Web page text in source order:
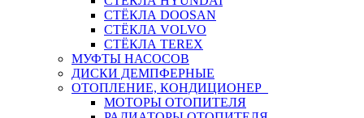
СТЁКЛА DOOSAN
СТЁКЛА VOLVO
СТЁКЛА TEREX
МУФТЫ НАСОСОВ
ДИСКИ ДЕМПФЕРНЫЕ
ОТОПЛЕНИЕ, КОНДИЦИОНЕР
МОТОРЫ ОТОПИТЕЛЯ